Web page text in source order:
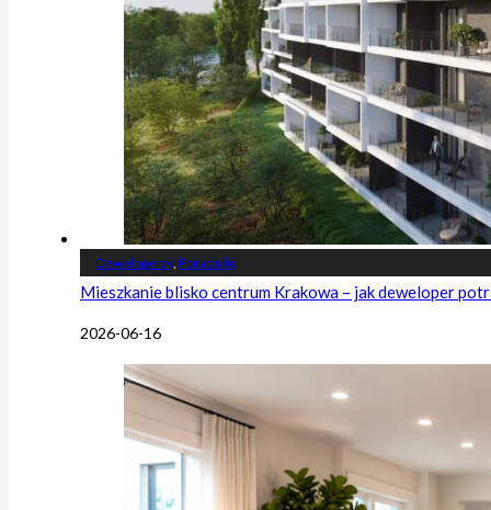
Deweloperzy, Poradniki
Mieszkanie blisko centrum Krakowa – jak deweloper
2026-06-16